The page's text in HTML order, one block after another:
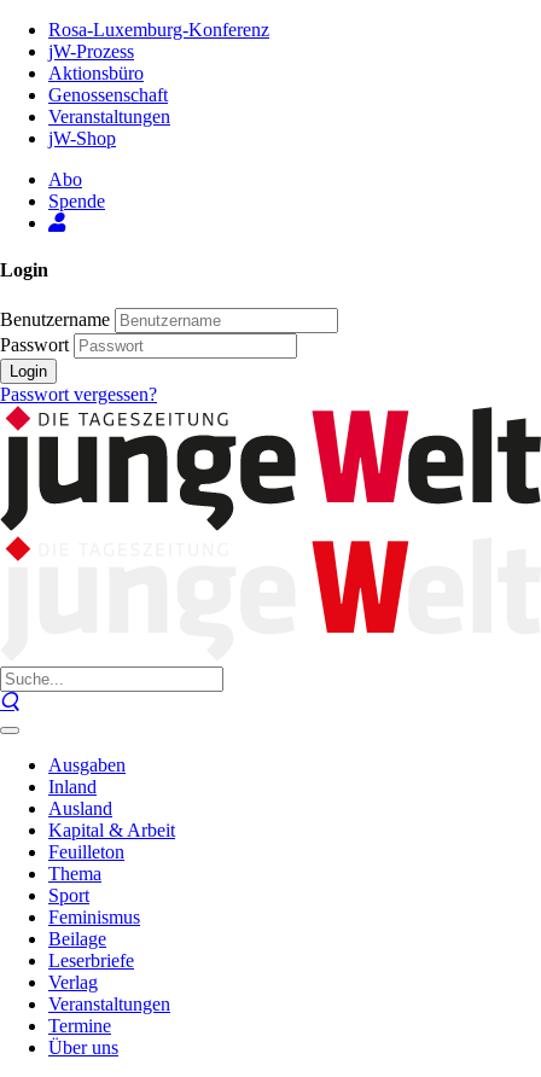
Inhalt
Seite
Rosa-Luxemburg-Konferenz
jW-Prozess
Aktionsbüro
Genossenschaft
Veranstaltungen
jW-Shop
Abo
Spende
Login
Benutzername
Passwort
Login
Passwort vergessen?
Ausgaben
Inland
Ausland
Kapital & Arbeit
Feuilleton
Thema
Sport
Feminismus
Beilage
Leserbriefe
Verlag
Veranstaltungen
Termine
Über uns